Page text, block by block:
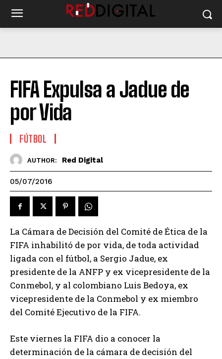
FIFA Expulsa a Jadue de
por Vida
FÚTBOL
AUTHOR: Red Digital
05/07/2016
La Cámara de Decisión del Comité de Ética de la
FIFA inhabilitó de por vida, de toda actividad
ligada con el fútbol, a Sergio Jadue, ex
presidente de la ANFP y ex vicepresidente de la
Conmebol, y al colombiano Luis Bedoya, ex
vicepresidente de la Conmebol y ex miembro
del Comité Ejecutivo de la FIFA.
Este viernes la FIFA dio a conocer la
determinación de la cámara de decisión del